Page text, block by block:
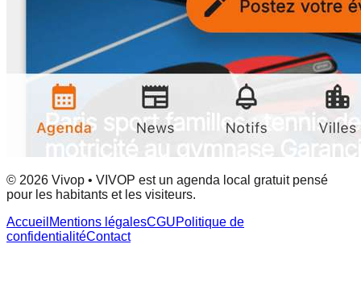
© 2026 Vivop • VIVOP est un agenda local gratuit pensé
pour les habitants et les visiteurs.
Accueil Mentions légalesCGUPolitique de
confidentialitéContact